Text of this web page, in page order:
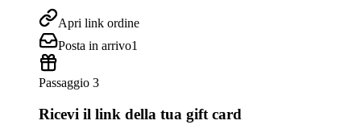
Apri link ordine
Posta in arrivo1
Passaggio 3
Ricevi il link della tua gift card